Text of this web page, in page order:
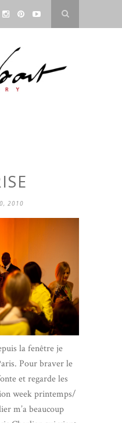
2010
la fenêtre je
Pour braver le
et regarde les
week printemps/
m’a beaucoup